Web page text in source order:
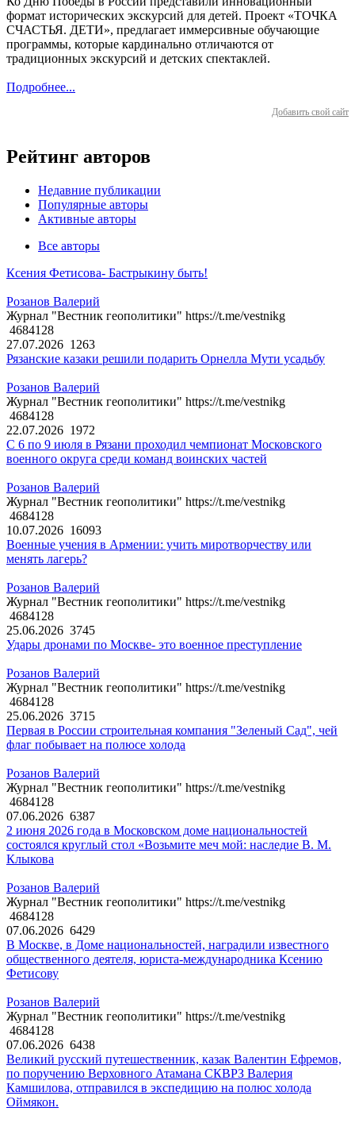
формат исторических экскурсий для детей. Проект «ТОЧКА
СЧАСТЬЯ. ДЕТИ», предлагает иммерсивные обучающие
программы, которые кардинально отличаются от
традиционных экскурсий и детских спектаклей.
Подробнее...
Добавить свой сайт
Рейтинг авторов
Недавние публикации
Популярные авторы
Активные авторы
Все авторы
Ксения Фетисова- Бастрыкину быть!
Розанов Валерий
Журнал "Вестник геополитики" https://t.me/vestnikg
4684128
27.07.2026 1263
Рязанские казаки решили подарить Орнелла Мути усадьбу
Розанов Валерий
Журнал "Вестник геополитики" https://t.me/vestnikg
4684128
22.07.2026 1972
С 6 по 9 июля в Рязани проходил чемпионат Московского
военного округа среди команд воинских частей
Розанов Валерий
Журнал "Вестник геополитики" https://t.me/vestnikg
4684128
10.07.2026 16093
Военные учения в Армении: учить миротворчеству или
менять лагерь?
Розанов Валерий
Журнал "Вестник геополитики" https://t.me/vestnikg
4684128
25.06.2026 3745
Удары дронами по Москве- это военное преступление
Розанов Валерий
Журнал "Вестник геополитики" https://t.me/vestnikg
4684128
25.06.2026 3715
Первая в России строительная компания "Зеленый Сад", чей
флаг побывает на полюсе холода
Розанов Валерий
Журнал "Вестник геополитики" https://t.me/vestnikg
4684128
07.06.2026 6387
2 июня 2026 года в Московском доме национальностей
состоялся круглый стол «Возьмите меч мой: наследие В. М.
Клыкова
Розанов Валерий
Журнал "Вестник геополитики" https://t.me/vestnikg
4684128
07.06.2026 6429
В Москве, в Доме национальностей, наградили известного
общественного деятеля, юриста-международника Ксению
Фетисову
Розанов Валерий
Журнал "Вестник геополитики" https://t.me/vestnikg
4684128
07.06.2026 6438
Великий русский путешественник, казак Валентин Ефремов,
по поручению Верховного Атамана СКВРЗ Валерия
Камшилова, отправился в экспедицию на полюс холода
Оймякон.